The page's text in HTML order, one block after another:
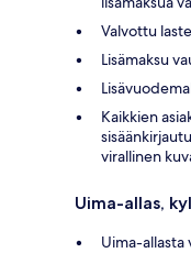
Valvottu
Lisämaksu
Kaikkien
virallinen
Uima-allas,
Uima-allasta